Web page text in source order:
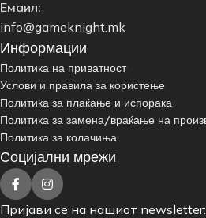
Емаил:
info@gameknight.mk
Информации
Политика на приватност
Услови и правила за користење
Политика за плаќање и испорака
Политика за замена/враќање на
Политика за колачиња
Социјални мрежи
Пријави се на нашиот newsletter: